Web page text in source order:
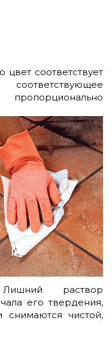
соответствует
раствор
его твердения,
снимаются чистой,